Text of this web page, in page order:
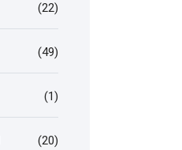
(22)
(49)
(1)
(20)